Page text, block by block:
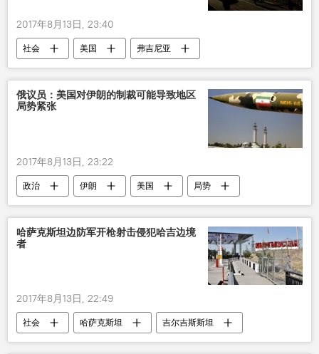
2017年8月13日, 23:40
社会 美国
弗吉尼亚
伊万卡•特朗普
冲突 种族主义
俄议员：美国对伊朗的制裁可能导致地区
局势紧张
2017年8月13日, 23:22
政治 伊朗 美国
局势
俄罗斯
克林采维奇
哈萨克斯坦边防军开枪射击侵犯哈吉边境
者
2017年8月13日, 22:49
社会 哈萨克斯坦
吉尔吉斯斯坦
边防部门
侵犯国境 射击